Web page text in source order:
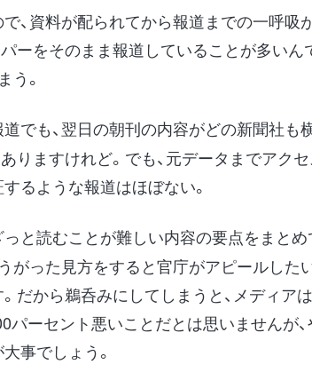
、資料が配られてから報道までの一呼吸
ーをそのまま報道していることが多いん
う。
でも、翌日の朝刊の内容がどの新聞社も
りますけれど。でも、元データまでアクセ
るような報道はほぼない。
と読むことが難しい内容の要点をまとめ
がった見方をすると官庁がアピールした
だから鵜呑みにしてしまうと、メディア
パーセント悪いことだとは思いませんが
事でしょう。